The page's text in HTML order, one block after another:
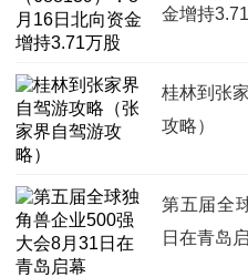
金增持
桂林到张
攻略）
第五届全
日在青岛